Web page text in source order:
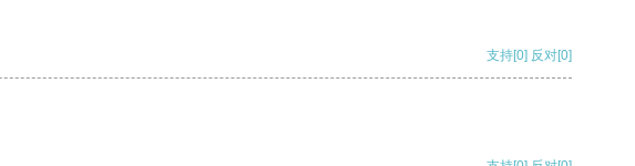
支持[0] 反对[0]